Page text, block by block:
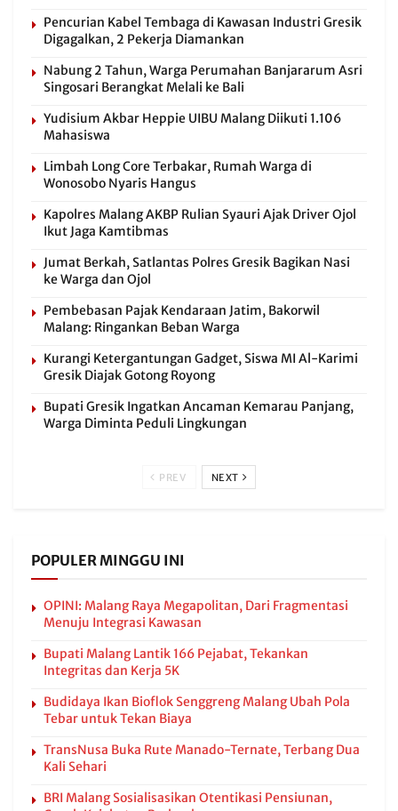
Pencurian Kabel Tembaga di Kawasan Industri Gresik
Digagalkan, 2 Pekerja Diamankan
Nabung 2 Tahun, Warga Perumahan Banjararum Asri
Singosari Berangkat Melali ke Bali
Yudisium Akbar Heppie UIBU Malang Diikuti 1.106
Mahasiswa
Limbah Long Core Terbakar, Rumah Warga di
Wonosobo Nyaris Hangus
Kapolres Malang AKBP Rulian Syauri Ajak Driver Ojol
Ikut Jaga Kamtibmas
Jumat Berkah, Satlantas Polres Gresik Bagikan Nasi
ke Warga dan Ojol
Pembebasan Pajak Kendaraan Jatim, Bakorwil
Malang: Ringankan Beban Warga
Kurangi Ketergantungan Gadget, Siswa MI Al-Karimi
Gresik Diajak Gotong Royong
Bupati Gresik Ingatkan Ancaman Kemarau Panjang,
Warga Diminta Peduli Lingkungan
PREV NEXT
POPULER MINGGU INI
OPINI: Malang Raya Megapolitan, Dari Fragmentasi
Menuju Integrasi Kawasan
Bupati Malang Lantik 166 Pejabat, Tekankan
Integritas dan Kerja 5K
Budidaya Ikan Bioflok Senggreng Malang Ubah Pola
Tebar untuk Tekan Biaya
TransNusa Buka Rute Manado-Ternate, Terbang Dua
Kali Sehari
BRI Malang Sosialisasikan Otentikasi Pensiunan,